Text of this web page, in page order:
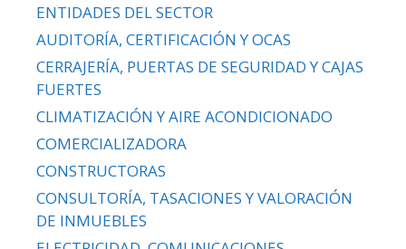
ENTIDADES DEL SECTOR
AUDITORÍA, CERTIFICACIÓN Y OCAS
CERRAJERÍA, PUERTAS DE SEGURIDAD Y CAJAS
FUERTES
CLIMATIZACIÓN Y AIRE ACONDICIONADO
COMERCIALIZADORA
CONSTRUCTORAS
CONSULTORÍA, TASACIONES Y VALORACIÓN
DE INMUEBLES